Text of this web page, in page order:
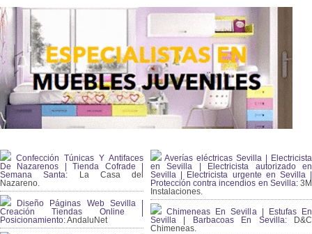
Confección Túnicas Y Antifaces
De Nazarenos | Tienda Cofrade |
Semana Santa: La Casa del
Nazareno.
Diseño Páginas Web Sevilla |
Creación Tiendas Online |
Posicionamiento:AndaluNet
Averías eléctricas Sevilla | Electricista
en Sevilla | Electricista autorizado en
Sevilla | Electricista urgente en Sevilla |
Protección contra incendios en Sevilla:3M
Instalaciones.
Chimeneas En Sevilla | Estufas En
Sevilla | Barbacoas En Sevilla:D&C
Chimeneas.